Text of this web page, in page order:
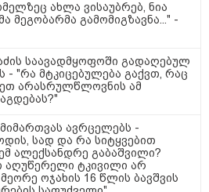
გზავნილს "ინოვაციები
FIFA-ს 2026 წლის
ახლა ვისაუბრებ, ნია
მეგობარმა გამომიგზავნა..." -
საავადმყოფოში გადაღებულ
- "რა მტკიცებულება გაქვთ, რაც
არასრულწლოვნის ამ
მიმართვას ავრცელებს -
სად და რა სიტყვებით
ალექსანდრე გაბაშვილი?
აღუწერელი ტკივილი არ
ოჯახის 16 წლის ბავშვის